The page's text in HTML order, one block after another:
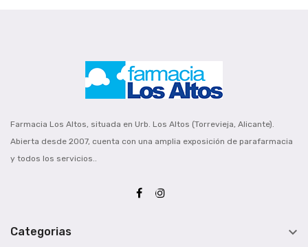
Farmacia Los Altos, situada en Urb. Los Altos (Torrevieja, Alicante).
Abierta desde 2007, cuenta con una amplia exposición de parafarmacia
y todos los servicios..
Categorias 